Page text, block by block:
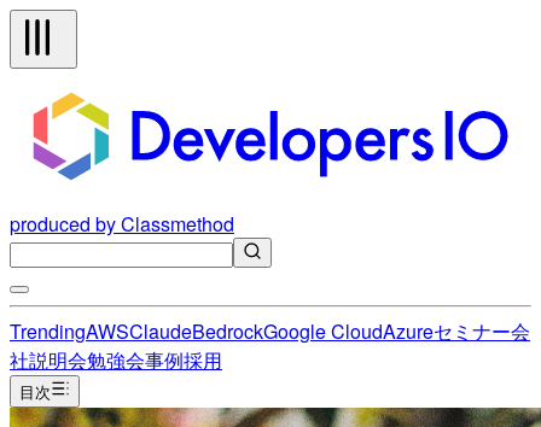
produced by Classmethod
TrendingAWSClaudeBedrockGoogle CloudAzureセミナー会
社説明会勉強会事例採用
目次